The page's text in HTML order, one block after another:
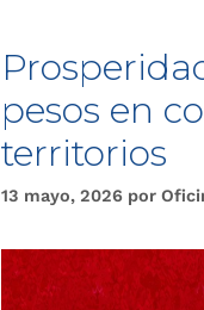
pesos en
territorios
13 mayo, 2026 por